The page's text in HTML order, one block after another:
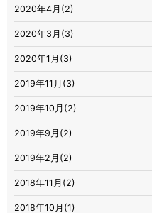
2020年4月(2)
2020年3月(3)
2020年1月(3)
2019年11月(3)
2019年10月(2)
2019年9月(2)
2019年2月(2)
2018年11月(2)
2018年10月(1)